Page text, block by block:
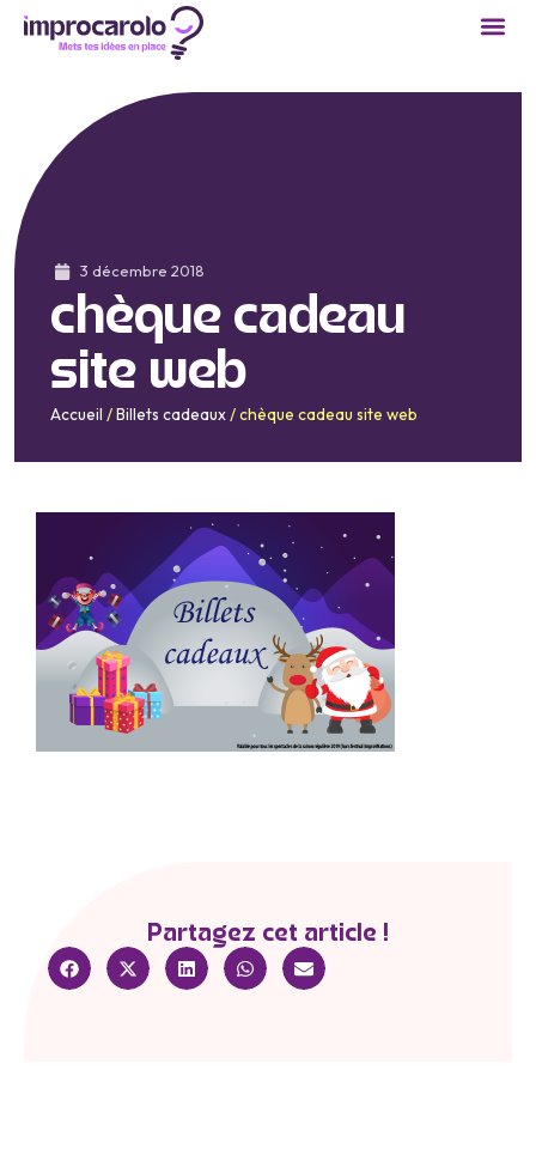
3 décembre 2018
chèque cadeau
site web
Accueil /Billets cadeaux/chèque cadeau site web
Partagez cet article !